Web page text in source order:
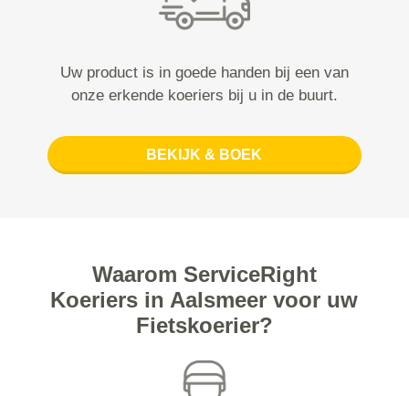
Uw product is in goede handen bij een van
onze erkende koeriers bij u in de buurt.
BEKIJK & BOEK
Waarom ServiceRight
Koeriers in Aalsmeer voor uw
Fietskoerier?